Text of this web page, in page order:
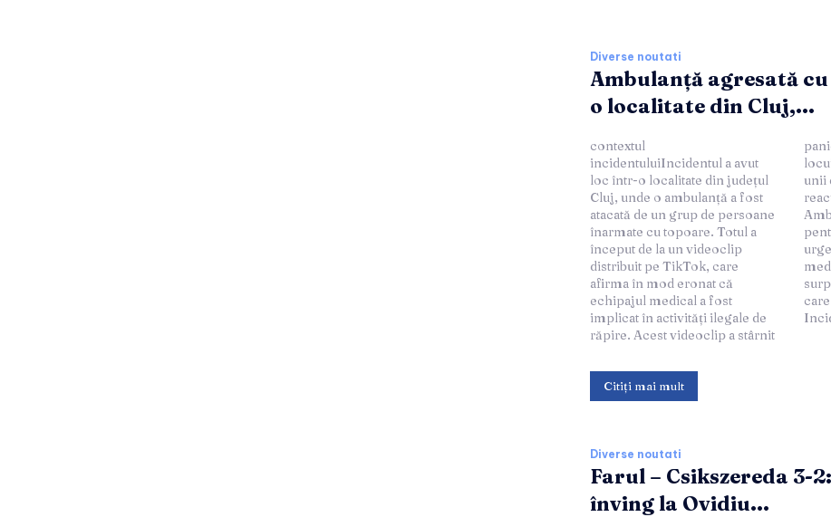
Diverse noutati
Ambulanță agresată
o localitate din Cluj,...
contextul
incidentuluiIncidentul a avut
loc într-o localitate din județul
Cluj, unde o ambulanță a fost
atacată de un grup de persoane
înarmate cu topoare. Totul a
început de la un videoclip
distribuit pe TikTok, care
afirma în mod eronat că
echipajul medical a fost
implicat în activități ilegale de
răpire. Acest videoclip a stârnit
panică și furie în rândul
locuitorilor, determinându-i pe
unii dintre aceștia să
reacționeze violent.
Ambulanța se afla în zonă
pentru a răspunde la un apel de
urgență, iar personalul
medical a fost luat prin
surprindere de agresivitatea cu
care au fost confruntați.
Citiți mai mult
Diverse noutati
Farul – Csikszereda 3-
înving la Ovidiu...